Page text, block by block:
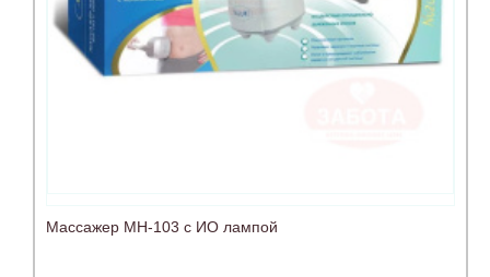
Массажер МН-103 с ИО лампой